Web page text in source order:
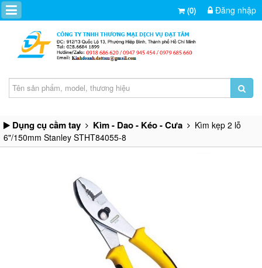
(0) Đăng nhập
Dụng cụ cầm tay Kìm - Dao - Kéo - Cưa
Kìm kẹp 2 lỗ
6"/150mm Stanley STHT84055-8